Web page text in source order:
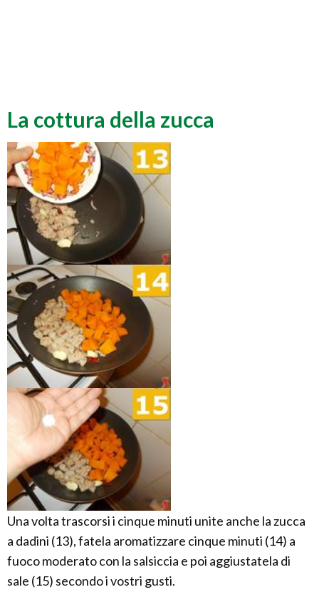
La cottura della zucca
Una volta trascorsi i cinque minuti unite anche la zucca
a dadini (13), fatela aromatizzare cinque minuti (14) a
fuoco moderato con la salsiccia e poi aggiustatela di
sale (15) secondo i vostri gusti.